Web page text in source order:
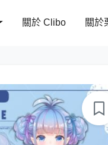
關於 Clibo 關於